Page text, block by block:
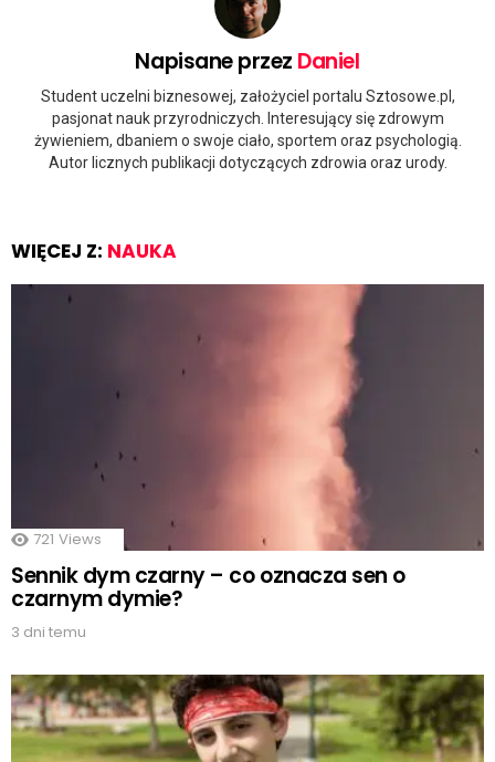
Napisane przez Daniel
Student uczelni biznesowej, założyciel portalu Sztosowe.pl,
pasjonat nauk przyrodniczych. Interesujący się zdrowym
żywieniem, dbaniem o swoje ciało, sportem oraz psychologią.
Autor licznych publikacji dotyczących zdrowia oraz urody.
WIĘCEJ Z: NAUKA
721 Views
Sennik dym czarny – co oznacza sen o
czarnym dymie?
3 dni temu